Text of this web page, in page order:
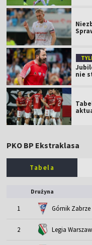
nie
PKO BP Ekstraklasa
Tabela
Drużyna
1 Górnik Zabrze
2 Legia